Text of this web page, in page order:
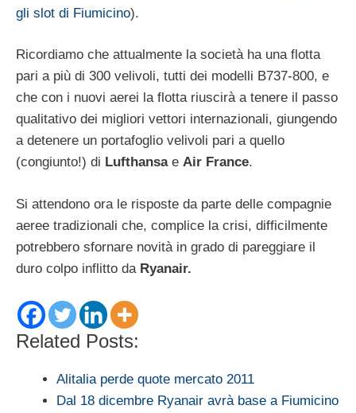
gli slot di Fiumicino).
Ricordiamo che attualmente la società ha una flotta
pari a più di 300 velivoli, tutti dei modelli B737-800, e
che con i nuovi aerei la flotta riuscirà a tenere il passo
qualitativo dei migliori vettori internazionali, giungendo
a detenere un portafoglio velivoli pari a quello
(congiunto!) di Lufthansae Air France.
Si attendono ora le risposte da parte delle compagnie
aeree tradizionali che, complice la crisi, difficilmente
potrebbero sfornare novità in grado di pareggiare il
duro colpo inflitto da Ryanair.
Related Posts:
Alitalia perde quote mercato 2011
Dal 18 dicembre Ryanair avrà base a Fiumicino